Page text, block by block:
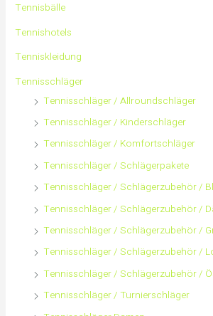
n
a
Tennisbälle
Tennishotels
Tenniskleidung
Tennisschläger
Tennisschläger / Allroundschläger
Tennisschläger / Kinderschläger
Tennisschläger / Komfortschläger
Tennisschläger / Schlägerpakete
Tennisschläger / Schlägerzubehör /
Tennisschläger / Schlägerzubehör /
Tennisschläger / Schlägerzubehör /
Tennisschläger / Schlägerzubehör /
Tennisschläger / Schlägerzubehör /
Tennisschläger / Turnierschläger